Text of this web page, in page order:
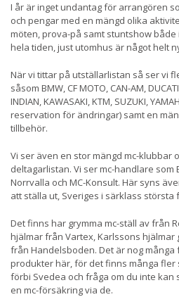
I år är inget undantag för arrangören
och pengar med en mängd olika
möten, prova-på samt stuntshow
hela tiden, just utomhus är något helt
När vi tittar på utställarlistan så ser vi
såsom BMW, CF MOTO, CAN-AM,
INDIAN, KAWASAKI, KTM, SUZUKI,
reservation för ändringar) samt en
tillbehör.
Vi ser även en stor mängd mc-klubbar
deltagarlistan. Vi ser mc-handlare som
Norrvalla och MC-Konsult. Här syns
att ställa ut, Sveriges i särklass största
Det finns har grymma mc-ställ av från
hjälmar från Vartex, Karlssons hjälmar
från Handelsboden. Det är nog
produkter här, för det finns många fler
förbi Svedea och fråga om du inte kan
en mc-försäkring via de.